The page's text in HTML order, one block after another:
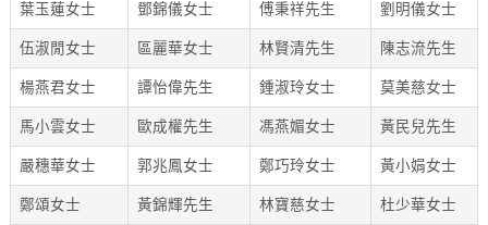
葉玉蓮女士 鄧錦儀女士 傅秉祥先生 劉明儀女士
伍淑閒女士 區麗華女士 林賢清先生 陳志流先生
楊燕君女士 譚怡偉先生 鍾淑玲女士 莫美慈女士
馬小雲女士 歐成權先生 馮燕媚女士 黃民兒先生
嚴穗華女士 郭兆鳳女士 鄭巧玲女士 黃小娟女士
鄭頌女士 黃錦輝先生 林寶慈女士 杜少華女士